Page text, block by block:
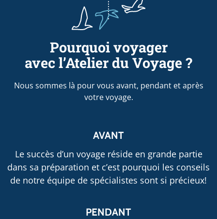
Pourquoi voyager
avec l’Atelier du Voyage ?
Nous sommes là pour vous avant, pendant et après
votre voyage.
AVANT
Le succès d’un voyage réside en grande partie
dans sa préparation et c’est pourquoi les conseils
de notre équipe de spécialistes sont si précieux!
PENDANT